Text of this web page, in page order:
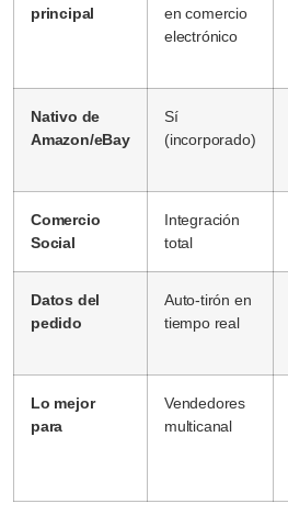
principal
en comercio
electrónico
Nativo de
Amazon/eBay
Sí
(incorporado)
Comercio
Social
Integración
total
Datos del
pedido
Auto-tirón en
tiempo real
Lo mejor
para
Vendedores
multicanal